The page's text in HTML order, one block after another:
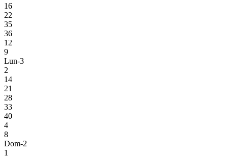
16
22
35
36
12
9
Lun-3
2
14
21
28
33
40
4
8
Dom-2
1